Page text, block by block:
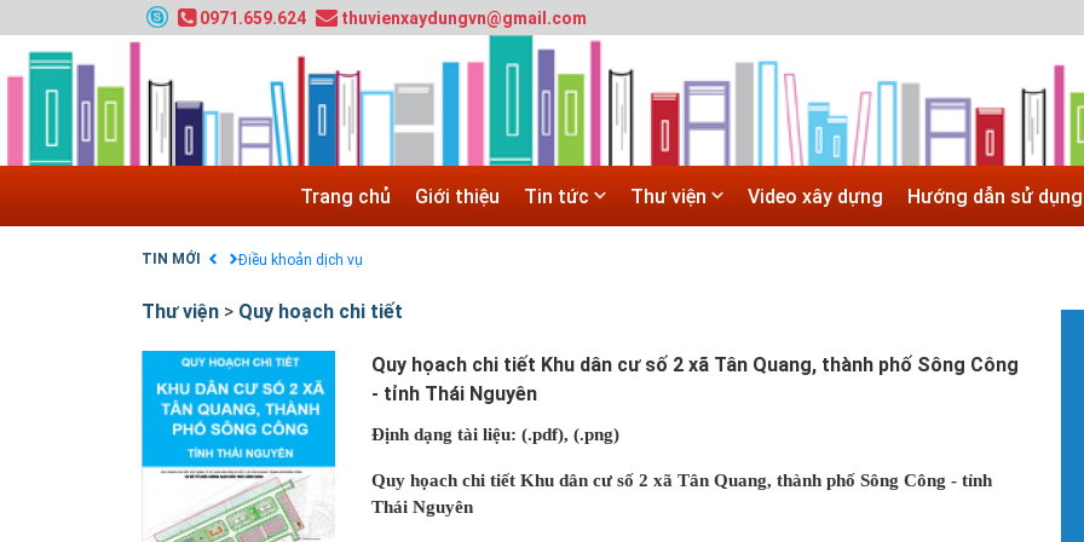
0971.659.624 thuvienxaydungvn@gmail.com
Trang chủ Giới thiệu Tin tức Thư viện Video xây dựng Hướng dẫn sử dụng
TIN MỚI
HƯỚNG DẪN THANH TOÁN VNPAY TRÊN WEBSITE
Tuyển sinh 2024, Khoa kỹ thuật hạ tầng và môi trường đô thị - Đại học Kiến trúc Hà Nội
Quy hoạch chung hệ thống đê điều thành phố Hà Nội
GIAO LƯU TRỰC TUYẾN - TƯ VẤN TUYỂN SINH ĐẠI HỌC CHÍNH QUY ĐẠI HỌC KIẾN TRÚC NĂM 2020 - SỐ 02
Tuyển sinh 2025, Khoa kỹ thuật hạ tầng và môi trường đô thị - Đại học Kiến trúc Hà Nội
Điều khoản dịch vụ
Thư viện > Quy hoạch chi tiết
Quy họach chi tiết Khu dân cư số 2 xã Tân Quang, thành phố Sông Công
- tỉnh Thái Nguyên
Định dạng tài liệu: (.pdf), (.png)
Quy họach chi tiết Khu dân cư số 2 xã Tân Quang, thành phố Sông Công - tỉnh
Thái Nguyên